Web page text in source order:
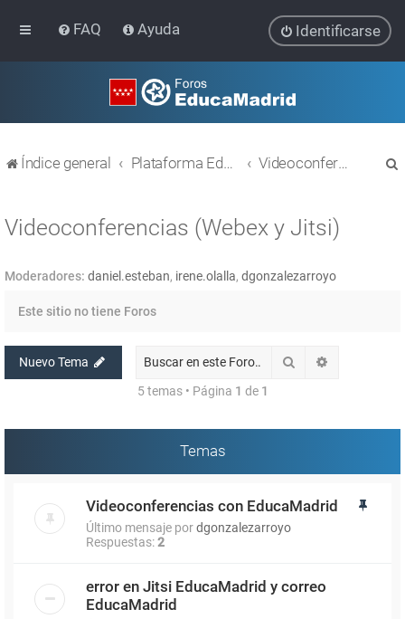
FAQ Ayuda Identificarse
Índice general Plataforma Educativa EducaMadrid Videoconferencias (Webex y Jitsi)
Videoconferencias (Webex y Jitsi)
Moderadores: daniel.esteban, irene.olalla, dgonzalezarroyo
Este sitio no tiene Foros
Nuevo Tema Buscar
5 temas • Página 1 de 1
Temas
Videoconferencias con EducaMadrid
Último mensaje pordgonzalezarroyo
Respuestas:2
error en Jitsi EducaMadrid y correo
EducaMadrid